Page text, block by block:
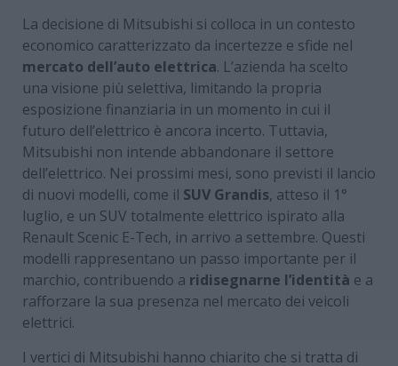
La decisione di Mitsubishi si colloca in un contesto
economico caratterizzato da incertezze e sfide nel
mercato dell’auto elettrica. L’azienda ha scelto
una visione più selettiva, limitando la propria
esposizione finanziaria in un momento in cui il
futuro dell’elettrico è ancora incerto. Tuttavia,
Mitsubishi non intende abbandonare il settore
dell’elettrico. Nei prossimi mesi, sono previsti il lancio
di nuovi modelli, come il SUV Grandis, atteso il 1°
luglio, e un SUV totalmente elettrico ispirato alla
Renault Scenic E-Tech, in arrivo a settembre. Questi
modelli rappresentano un passo importante per il
marchio, contribuendo a ridisegnarne l’identità e a
rafforzare la sua presenza nel mercato dei veicoli
elettrici.
I vertici di Mitsubishi hanno chiarito che si tratta di